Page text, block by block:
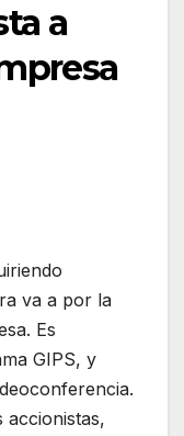
a
va a por la
Es
GIPS, y
accionistas,